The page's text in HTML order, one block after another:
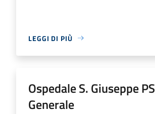
LEGGI DI PIÙ
Ospedale S. Giuseppe PS
Generale